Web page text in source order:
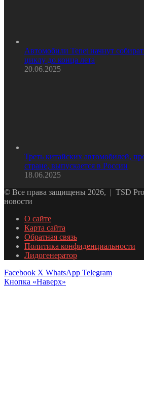
Автомобили Tenet начнут
циклу до конца лета
20.06.2025
Треть китайских автомобилей,
стране, выпускается в России
18.06.2025
© Все права защищены 2026, | TSD
новости
О сайте
Карта сайта
Обратная связь
Политика конфиденциальности
Лидогенератор
Facebook X WhatsApp Telegram
Кнопка «Наверх»